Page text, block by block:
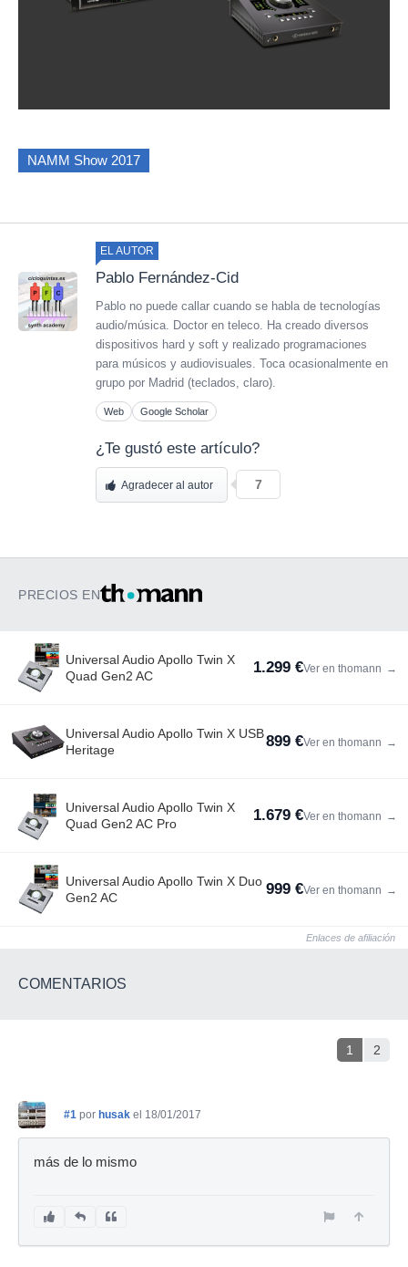
NAMM Show 2017
EL AUTOR
Pablo Fernández-Cid
Pablo no puede callar cuando se habla de tecnologías
audio/música. Doctor en teleco. Ha creado diversos
dispositivos hard y soft y realizado programaciones
para músicos y audiovisuales. Toca ocasionalmente en
grupo por Madrid (teclados, claro).
Web Google Scholar
¿Te gustó este artículo?
Agradecer al autor 7
PRECIOS EN
Universal Audio Apollo Twin X
Quad Gen2 AC
1.299 €Ver en thomann →
Universal Audio Apollo Twin X USB
Heritage
899 €Ver en thomann →
Universal Audio Apollo Twin X
Quad Gen2 AC Pro
1.679 €Ver en thomann →
Universal Audio Apollo Twin X Duo
Gen2 AC
999 €Ver en thomann →
Enlaces de afiliación
COMENTARIOS
1 2
#1 por husak el 18/01/2017
más de lo mismo